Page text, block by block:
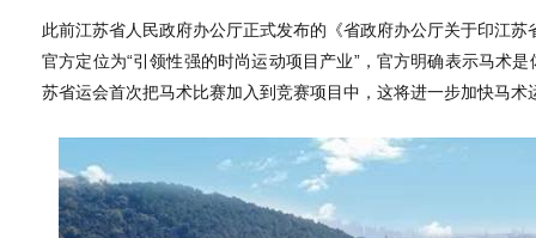
此前江苏省人民政府办公厅正式发布的《省政府办公厅关于印江
官方定位为“引领性强的时尚运动项目产业”，官方明确表示马术
苏省运会首次把马术比赛加入到竞赛项目中，这将进一步加快马